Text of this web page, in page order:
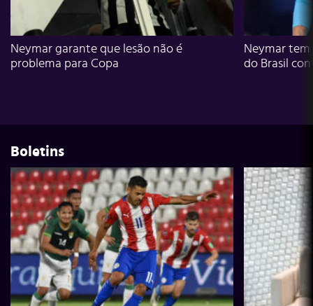
Neymar garante que lesão não é
problema para Copa
Neymar
do Brasil
Boletins